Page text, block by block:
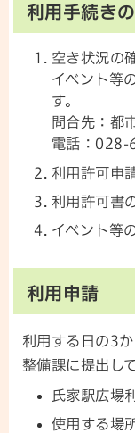
利用手続き
空き状況の
イベント等
す。
問合先：都
電話：
利用許可申
利用許可書
イベント等
利用申請
利用する日の3
整備課に提出し
氏家駅広場
使用する場